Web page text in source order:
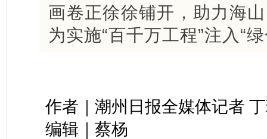
画卷正徐徐铺开，助力海
为实施“百千万工程”注入“
作者｜潮州日报全媒体记者
编辑｜蔡杨